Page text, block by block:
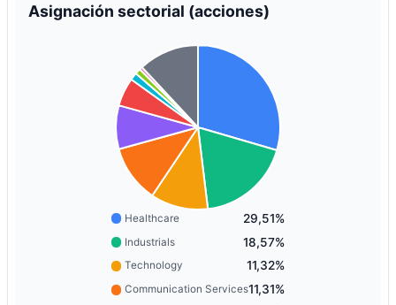
Asignación sectorial (acciones)
Healthcare 29,51%
Industrials 18,57%
Technology 11,32%
Communication Services11,31%